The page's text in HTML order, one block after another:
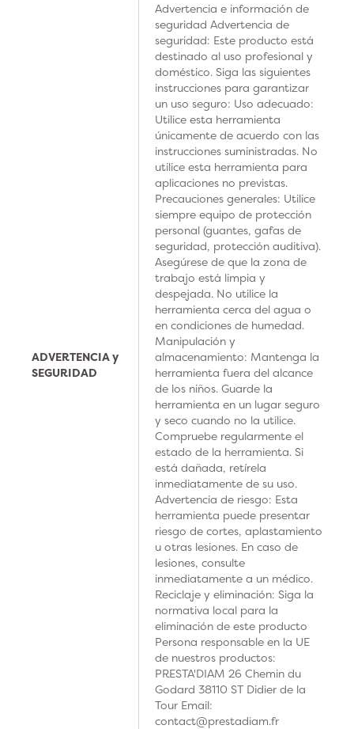
ADVERTENCIA y
SEGURIDAD
Advertencia e información de
seguridad Advertencia de
seguridad: Este producto está
destinado al uso profesional y
doméstico. Siga las siguientes
instrucciones para garantizar
un uso seguro: Uso adecuado:
Utilice esta herramienta
únicamente de acuerdo con las
instrucciones suministradas. No
utilice esta herramienta para
aplicaciones no previstas.
Precauciones generales: Utilice
siempre equipo de protección
personal (guantes, gafas de
seguridad, protección auditiva).
Asegúrese de que la zona de
trabajo está limpia y
despejada. No utilice la
herramienta cerca del agua o
en condiciones de humedad.
Manipulación y
almacenamiento: Mantenga la
herramienta fuera del alcance
de los niños. Guarde la
herramienta en un lugar seguro
y seco cuando no la utilice.
Compruebe regularmente el
estado de la herramienta. Si
está dañada, retírela
inmediatamente de su uso.
Advertencia de riesgo: Esta
herramienta puede presentar
riesgo de cortes, aplastamiento
u otras lesiones. En caso de
lesiones, consulte
inmediatamente a un médico.
Reciclaje y eliminación: Siga la
normativa local para la
eliminación de este producto
Persona responsable en la UE
de nuestros productos:
PRESTA'DIAM 26 Chemin du
Godard 38110 ST Didier de la
Tour Email:
contact@prestadiam.fr